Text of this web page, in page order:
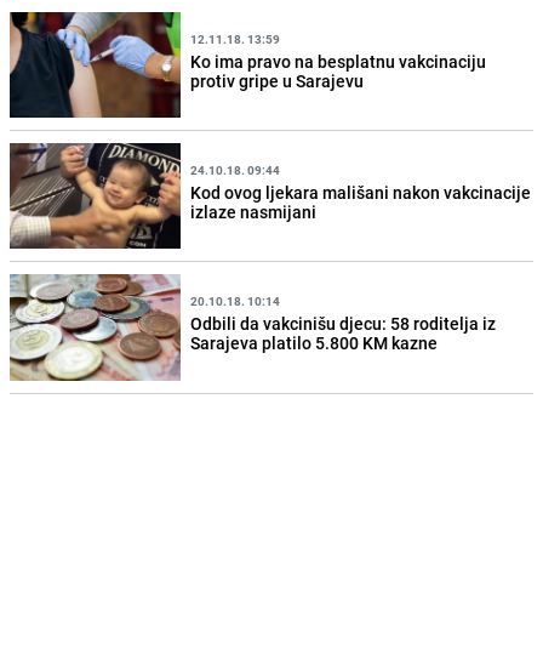
12.11.18. 13:59
Ko ima pravo na besplatnu vakcinaciju
protiv gripe u Sarajevu
24.10.18. 09:44
Kod ovog ljekara mališani nakon vakcinacije
izlaze nasmijani
20.10.18. 10:14
Odbili da vakcinišu djecu: 58 roditelja iz
Sarajeva platilo 5.800 KM kazne